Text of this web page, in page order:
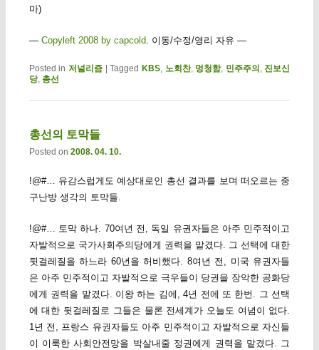
마)
— Copyleft 2008 by capcold . 이동/수정/영리 자유 —
Posted in 저널리즘 |Tagged KBS, 노회찬, 멍청함, 민주주의 , 진보신
당, 총선
총선의 토막들
Posted on 2008. 04. 10.
!@#… 유감스럽게도 예상대로인 총선 결과를 보며 떠오르는 중
구난방 생각의 토막들.
!@#… 토막 하나. 70여년 전, 독일 유권자들은 아주 민주적이고
자발적으로 국가사회주의당에게 권력을 맡겼다. 그 선택에 대한
뒷걸레질을 하느라 60년을 허비했다. 8여년 전, 미국 유권자들
은 아주 민주적이고 자발적으로 극우들이 당권을 장악한 공화당
에게 권력을 맡겼다. 이왕 하는 김에, 4년 전에 또 한번. 그 선택
에 대한 뒷걸레질로 그들은 물론 전세계가 오늘도 여념이 없다.
1년 전, 프랑스 유권자들도 아주 민주적이고 자발적으로 자신들
이 이룩한 사회안전망을 박살내줄 정권에게 권력을 맡겼다. 그